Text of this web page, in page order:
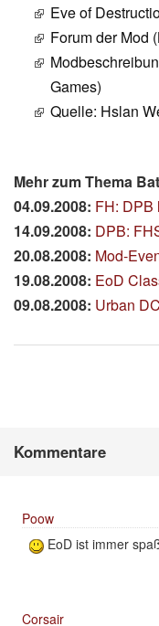
Eve of
Forum der Mod
Games)
Quelle: Hslan
Mehr zum Thema
04.09.2008: FH: DPB
14.09.2008: DPB:
20.08.2008: Mod-
19.08.2008: EoD
09.08.2008: Urban
Kommentare
Poow
EoD ist immer
Corsair